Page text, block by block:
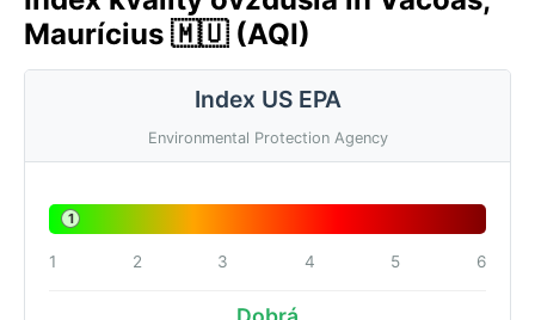
Maurícius 🇲🇺 (AQI)
Index US EPA
Environmental Protection Agency
1
1 2 3 4 5 6